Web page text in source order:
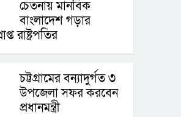
চেতনায় মানবিক
বাংলাদেশ গড়ার
রাষ্ট্রপতির
চট্টগ্রামের বন্যাদুর্গত ৩
উপজেলা সফর করবেন
প্রধানমন্ত্রী